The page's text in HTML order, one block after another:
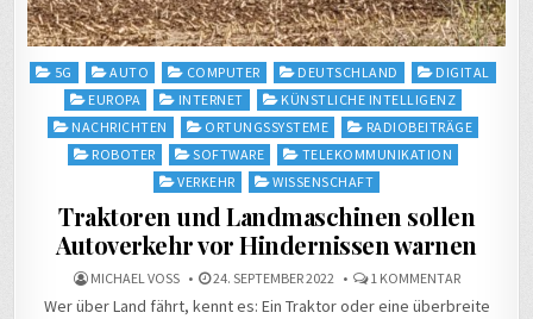
Posted
5G AUTO COMPUTER DEUTSCHLAND
DIGITAL
EUROPA
INTERNET
KÜNSTLICHE INTELLIGENZ
NACHRICHTEN
ORTUNGSSYSTEME
RADIOBEITRÄGE
ROBOTER
SOFTWARE
TELEKOMMUNIKATION
VERKEHR
WISSENSCHAFT
Traktoren und Landmaschinen sollen
Autoverkehr vor Hindernissen warnen
MICHAEL VOSS 24. SEPTEMBER 2022 1 KOMMENTARZU
UND
Wer über Land fährt, kennt es: Ein Traktor oder eine überbreite